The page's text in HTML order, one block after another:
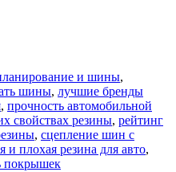
и шины,
шины, лучшие бренды
, прочность автомобильной
свойствах резины, рейтинг
, сцепление шин с
и плохая резина для авто,
покрышек